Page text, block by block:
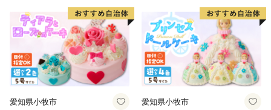
デコレーションケーキ ホー
ルケーキ
愛知県小牧市 愛知県小牧市